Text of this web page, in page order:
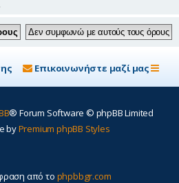
Επικοινωνήστε μαζί μας
® Forum Software © phpBB Limited
byPremium phpBB Styles
από το phpbbgr.com